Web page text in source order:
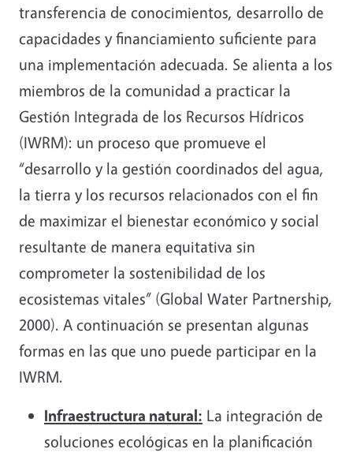
transferencia de conocimientos, desarrollo de
capacidades y financiamiento suficiente para
una implementación adecuada. Se alienta a los
miembros de la comunidad a practicar la
Gestión Integrada de los Recursos Hídricos
(IWRM): un proceso que promueve el
“desarrollo y la gestión coordinados del agua,
la tierra y los recursos relacionados con el fin
de maximizar el bienestar económico y social
resultante de manera equitativa sin
comprometer la sostenibilidad de los
ecosistemas vitales” (Global Water Partnership,
2000). A continuación se presentan algunas
formas en las que uno puede participar en la
IWRM.
Infraestructura natural: La integración de
soluciones ecológicas en la planificación